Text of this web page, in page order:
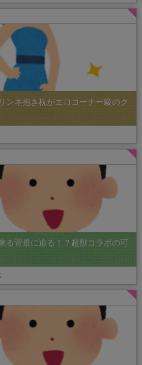
ンネ抱き枕がエロコーナー級のク
る背景に迫る！？超獣コラボの可